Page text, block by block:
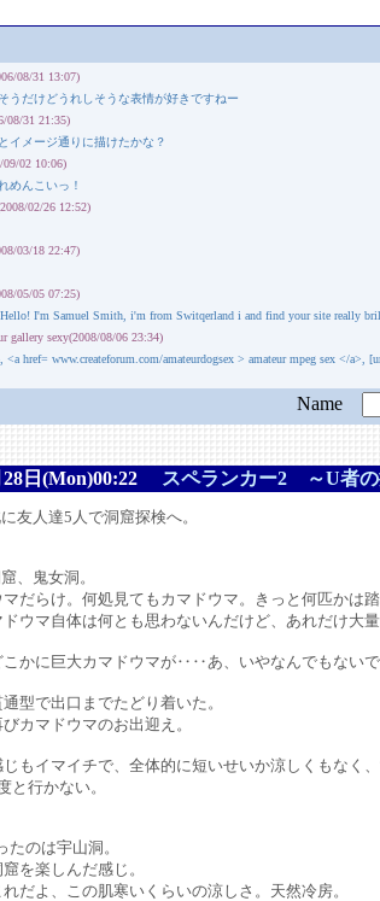
08/31 13:07)
うだけどうれしそうな表情が好きですねー
08/31 21:35)
イメージ通りに描けたかな？
09/02 10:06)
めんこいっ！
02/26 12:52)
03/18 22:47)
05/05 07:25)
I'm Samuel Smith, i'm from Switqerland i and find your site really
gallery sexy(2008/08/06 23:34)
<a href= www.createforum.com/amateurdogsex > amateur mpeg sex </a>,
Name
28日(Mon)00:22 スペランカー2 ～U者の
友人達5人で洞窟探検へ。
、鬼女洞。
らけ。何処見てもカマドウマ。きっと何匹かは
マ自体は何とも思わないんだけど、あれだけ大量
に巨大カマドウマが‥‥あ、いやなんでもないで
で出口までたどり着いた。
マドウマのお出迎え。
イマイチで、全体的に短いせいか涼しくもなく、
行かない。
たのは宇山洞。
楽しんだ感じ。
よ、この肌寒いくらいの涼しさ。天然冷房。